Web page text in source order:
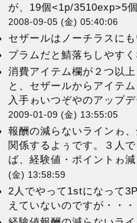
が、19個<1p/3510exp>5
2008-09-05 (金) 05:40:06
セザールはノーチラスに
プラムだと鯖落ちしやす
消費アイテム欄が２つ以
と、セザールからアイテ
入手ゎいつぞやのアップ
2009-01-09 (金) 13:55:05
報酬の減らないラインゎ
関係するよぅです。３人
ば、経験値・ポイントゎ
(金) 13:58:59
2人でやって1stになって
えていないのですが・・